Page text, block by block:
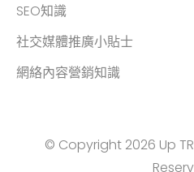
SEO知識
社交媒體推廣小貼士
網絡內容營銷知識
© Copyright 2026 Up